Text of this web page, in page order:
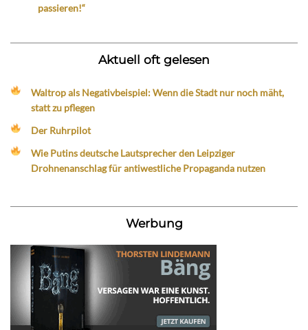
passieren!“
Aktuell oft gelesen
Waltrop als Negativbeispiel: Wenn die Stadt nur noch mäht,
statt zu pflegen
Der Ruhrpilot
Wie Putins deutsche Lautsprecher den Leipziger
Drohnenanschlag für antiwestliche Propaganda nutzen
Werbung